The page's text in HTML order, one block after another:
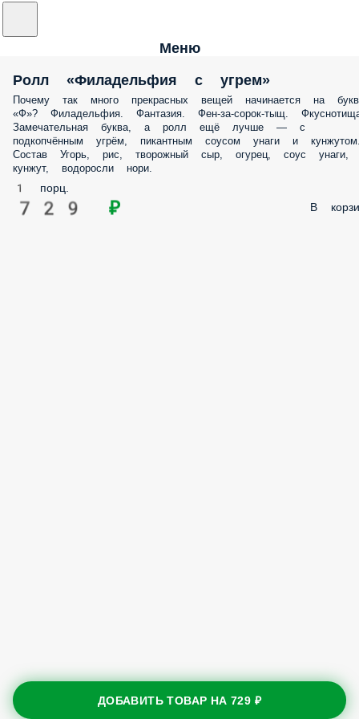
Меню
Ролл «Филадельфия с угрем»
Почему так много прекрасных вещей начинается на
«Ф»? Филадельфия. Фантазия. Фен-за-сорок-тыщ.
Замечательная буква, а ролл ещё лучше — с
подкопчённым угрём, пикантным соусом унаги и
Состав Угорь, рис, творожный сыр, огурец, соус унаги,
кунжут, водоросли нори.
1 порц.
729 ₽ В
ДОБАВИТЬ ТОВАР НА729 ₽